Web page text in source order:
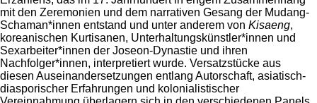
mit den Zeremonien und dem narrativen Gesang der Mudang-
Schaman*innen entstand und unter anderem von Kisaeng,
koreanischen Kurtisanen, Unterhaltungskünstler*innen und
Sexarbeiter*innen der Joseon-Dynastie und ihren
Nachfolger*innen, interpretiert wurde. Versatzstücke aus
diesen Auseinandersetzungen entlang Autorschaft, asiatisch-
diasporischer Erfahrungen und kolonialistischer